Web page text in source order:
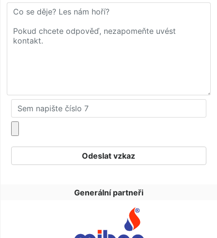
Generální partneři